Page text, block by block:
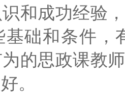
和成功经验
基础和条件，
的思政课教
。